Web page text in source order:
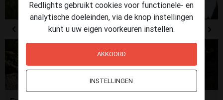
Redlights gebruikt cookies voor functionele- en
analytische doeleinden, via de knop instellingen
kunt u uw eigen voorkeuren instellen.
AKKOORD
INSTELLINGEN